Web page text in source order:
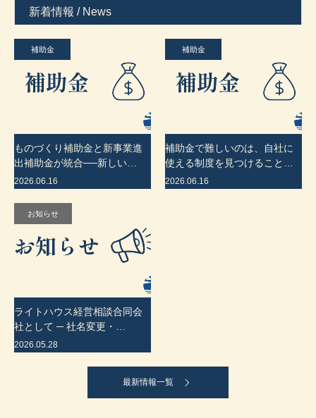
新着情報 / News
補助金
ものづくり補助金と新事業進
出補助金が統合──新しい…
2026.06.16
補助金
補助金で難しいのは、自社に
使える制度を見つけること…
2026.06.16
お知らせ
ライトハウス経営相談合同会
社として ─ 社名変更・…
2026.05.28
最新情報一覧